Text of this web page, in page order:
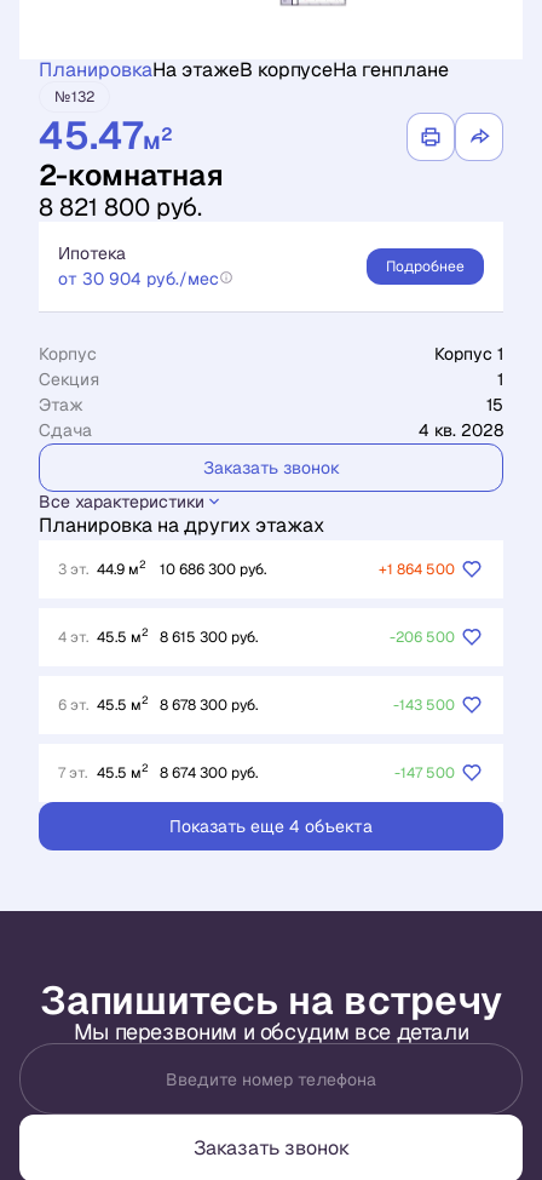
ПланировкаНа этажеВ корпусеНа генплане
№132
45.47м2
2-комнатная
8 821 800 руб.
Ипотека
от 30 904 руб./мес
Подробнее
Корпус
Корпус 1
Секция
1
Этаж
15
Сдача
4 кв. 2028
Заказать звонок
Все характеристики
Планировка на других этажах
3 эт. 44.9 м2 10 686 300 руб. +1 864 500
4 эт. 45.5 м2 8 615 300 руб. -206 500
6 эт. 45.5 м2 8 678 300 руб. -143 500
7 эт. 45.5 м2 8 674 300 руб. -147 500
Показать еще 4 объектa
Запишитесь на встречу
Мы перезвоним и обсудим все детали
Введите номер телефона
Заказать звонок